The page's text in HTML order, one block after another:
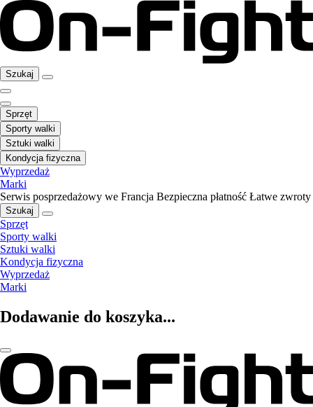
Szukaj
Sprzęt
Sporty walki
Sztuki walki
Kondycja fizyczna
Wyprzedaż
Marki
Serwis posprzedażowy we Francja Bezpieczna płatność Łatwe zwroty
Szukaj
Sprzęt
Sporty walki
Sztuki walki
Kondycja fizyczna
Wyprzedaż
Marki
Dodawanie do koszyka...